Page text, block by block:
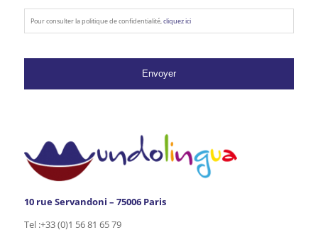
Pour consulter la politique de confidentialité,cliquez ici
10 rue Servandoni – 75006 Paris
Tel :+33 (0)1 56 81 65 79